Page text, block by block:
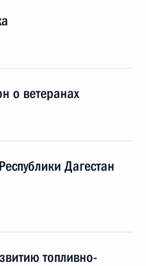
о ветеранах
Дагестан
топливно-